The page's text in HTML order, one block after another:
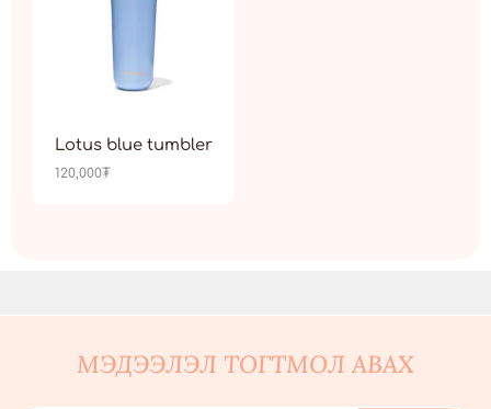
Lotus blue tumbler
120,000₮
МЭДЭЭЛЭЛ ТОГТМОЛ АВАХ